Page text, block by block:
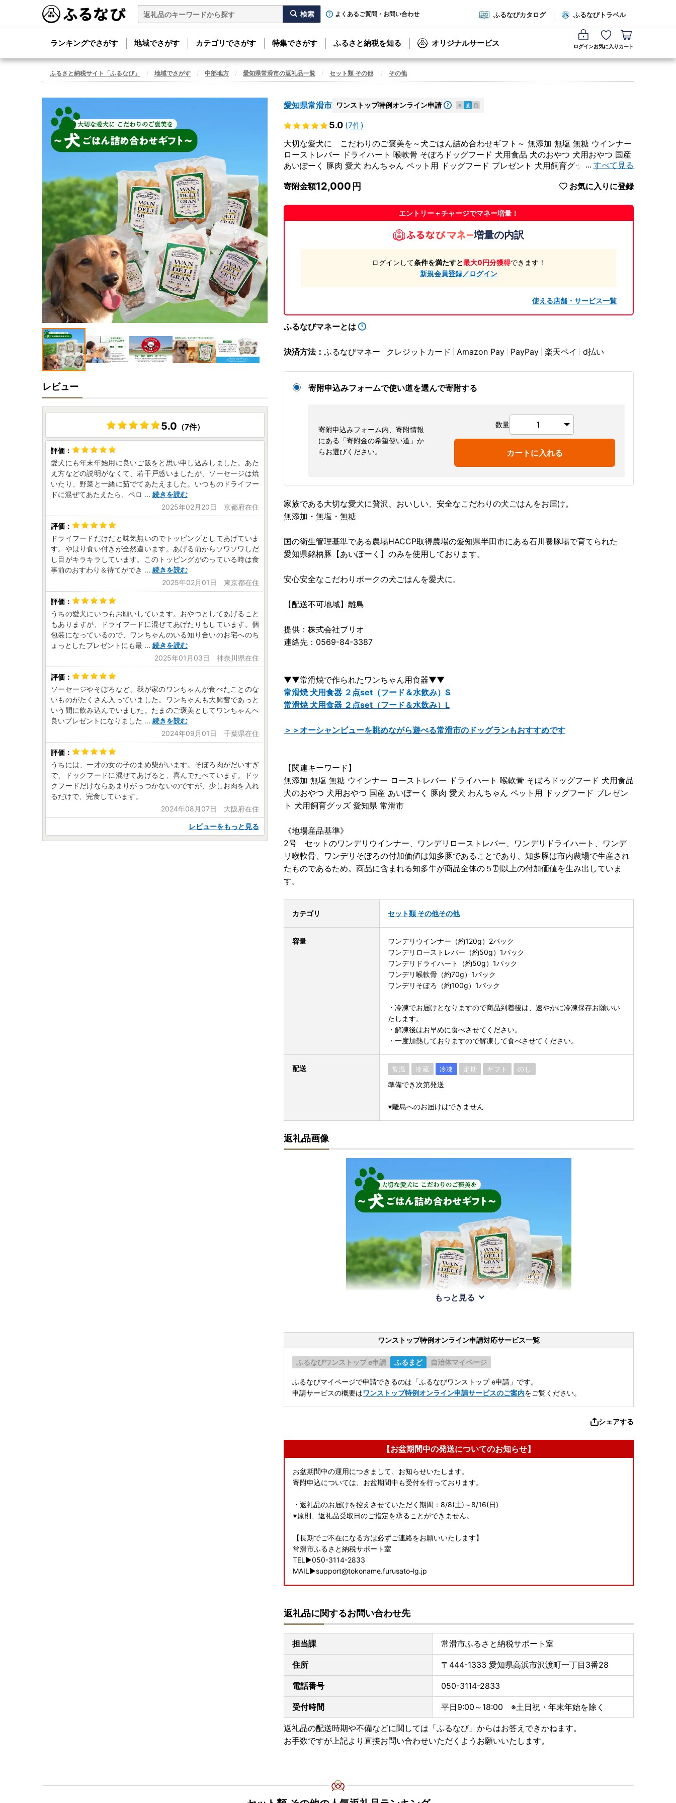
よくあるご質問・お問い合わせ ふるなびカタログ ふるなびトラベル
ランキングでさがす 地域でさがす カテゴリでさがす 特集でさがす ふるさと納税を知る オリジナルサービス ログインお気に入り カート
ふるさと納税サイト「ふるなび」 地域でさがす 中部地方 愛知県常滑市の返礼品一覧 セット類 その他 その他
愛知県常滑市 ワンストップ特例オンライン申請 e ま 自
5.0 (7件)
大切な愛犬に こだわりのご褒美を～犬ごはん詰め合わせギフト～ 無添加 無塩 無糖 ウインナー
ローストレバー ドライハート 喉軟骨 そぼろドッグフード 犬用食品 犬のおやつ 犬用おやつ 国産
あいぽーく 豚肉 愛犬 わんちゃん ペット用 ドッグフード プレゼント 犬用飼育グッズ 愛知県 常
... すべて見る
寄附金額12,000 お気に入りに登録
エントリー＋チャージでマネー増量！
増量の内訳
ログインして条件を満たすと最大0円分獲得できます！
新規会員登録／ログイン
使える店舗・サービス一覧
ふるなびマネーとは
決済方法： ふるなびマネー クレジットカード Amazon Pay PayPay 楽天ペイ d払い
寄附申込みフォームで使い道を選んで寄附する
寄附申込みフォーム内、寄附情報
にある「寄附金の希望使い道」か
らお選びください。
数量
カートに入れる
家族である大切な愛犬に贅沢、おいしい、安全なこだわりの犬ごはんをお届け。
無添加・無塩・無糖
国の衛生管理基準である農場HACCP取得農場の愛知県半田市にある石川養豚場で育てられた
愛知県銘柄豚【あいぽーく】のみを使用しております。
安心安全なこだわりポークの犬ごはんを愛犬に。
【配送不可地域】離島
提供：株式会社ブリオ
連絡先：0569-84-3387
▼▼常滑焼で作られたワンちゃん用食器▼▼
常滑焼 犬用食器 ２点set（フード＆水飲み）S
常滑焼 犬用食器 ２点set（フード＆水飲み）L
＞＞オーシャンビューを眺めながら遊べる常滑市のドッグランもおすすめです
【関連キーワード】
無添加 無塩 無糖 ウインナー ローストレバー ドライハート 喉軟骨 そぼろドッグフード 犬用食品
犬のおやつ 犬用おやつ 国産 あいぽーく 豚肉 愛犬 わんちゃん ペット用 ドッグフード プレゼン
ト 犬用飼育グッズ 愛知県 常滑市
《地場産品基準》
2号 セットのワンデリウインナー、ワンデリローストレバー、ワンデリドライハート、ワンデ
リ喉軟骨、ワンデリそぼろの付加価値は知多豚であることであり、知多豚は市内農場で生産され
たものであるため。商品に含まれる知多牛が商品全体の５割以上の付加価値を生み出していま
す。
カテゴリ セット類 その他その他
容量
ワンデリウインナー（約120g）2パック
ワンデリローストレバー（約50g）1パック
ワンデリドライハート（約50g）1パック
ワンデリ喉軟骨（約70g）1パック
ワンデリそぼろ（約100g）1パック
・冷凍でお届けとなりますので商品到着後は、速やかに冷凍保存お願いい
たします。
・解凍後はお早めに食べさせてください。
・一度加熱しておりますので解凍して食べさせてください。
配送 常温 冷蔵 冷凍 定期 ギフト のし
準備でき次第発送
※離島へのお届けはできません
返礼品画像
もっと見る
ワンストップ特例オンライン申請対応サービス一覧
ふるなびワンストップ e申請 ふるまど 自治体マイページ
ふるなびマイページで申請できるのは「ふるなびワンストップ e申請」です。
申請サービスの概要はワンストップ特例オンライン申請サービスのご案内をご覧ください。
シェアする
【お盆期間中の発送についてのお知らせ】
お盆期間中の運用につきまして、お知らせいたします。
寄附申込については、お盆期間中も受付を行っております。
・返礼品のお届けを控えさせていただく期間：8/8(土)～8/16(日)
※原則、返礼品受取日のご指定を承ることができません。
【長期でご不在になる方は必ずご連絡をお願いいたします】
常滑市ふるさと納税サポート室
TEL▶050-3114-2833
MAIL▶support@tokoname.furusato-lg.jp
返礼品に関するお問い合わせ先
担当課 常滑市ふるさと納税サポート室
住所 〒444-1333 愛知県高浜市沢渡町一丁目3番28
電話番号 050-3114-2833
受付時間 平日9:00～18:00 ※土日祝・年末年始を除く
返礼品の配送時期や不備などに関しては「ふるなび」からはお答えできかねます。
お手数ですが上記より直接お問い合わせいただくようお願いいたします。
レビュー
5.0 （7件）
愛犬にも年末年始用に良いご飯をと思い申し込みしました。あた
え方などの説明がなくて、若干戸惑いましたが、ソーセージは焼
いたり、野菜と一緒に茹でてあたえました。いつものドライフー
ドに混ぜてあたえたら、ペロ ... 続きを読む
2025年02月20日 京都府在住
ドライフードだけだと味気無いのでトッピングとしてあげていま
す。やはり食い付きが全然違います。あげる前からソワソワしだ
し目がキラキラしています。このトッピングがのっている時は食
事前のおすわり＆待てができ ... 続きを読む
2025年02月01日 東京都在住
うちの愛犬にいつもお願いしています。おやつとしてあげること
もありますが、ドライフードに混ぜてあげたりもしています。個
包装になっているので、ワンちゃんのいる知り合いのお宅へのち
ょっとしたプレゼントにも最 ... 続きを読む
2025年01月03日 神奈川県在住
ソーセージやそぼろなど、我が家のワンちゃんが食べたことのな
いものがたくさん入っていました。ワンちゃんも大興奮であっと
いう間に飲み込んでいました。たまのご褒美としてワンちゃんへ
良いプレゼントになりました ... 続きを読む
2024年09月01日 千葉県在住
うちには、一才の女の子のまめ柴がいます。そぼろ肉がだいすぎ
で、ドックフードに混ぜてあげると、喜んでたべています。ドッ
クフードだけならあまりがっつかないのですが、少しお肉を入れ
るだけで、完食しています。
2024年08月07日 大阪府在住
レビューをもっと見る